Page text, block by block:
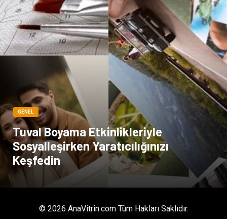
GENEL
Tuval Boyama Etkinlikleriyle
Sosyalleşirken Yaratıcılığınızı
Keşfedin
© 2026 AnaVitrin.com Tüm Hakları Saklıdır.